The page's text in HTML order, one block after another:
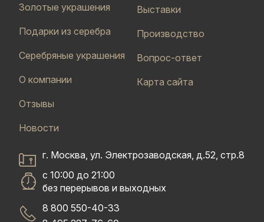
Золотые украшения
Подарки из серебра
Серебряные украшения
О компании
Отзывы
Новости
Выставки
Производство
Вопрос-ответ
Карта сайта
г. Москва, ул. Электрозаводская, д.52, стр.8
с 10:00 до 21:00
без перерывов и выходных
8 800 550-40-33